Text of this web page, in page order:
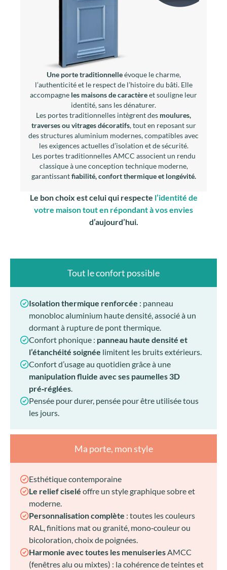
Une porte traditionnelleévoque le charme,
l’authenticité et le respect de l’histoire du bâti. Elle
accompagne les maisons de caractèreet souligne leur
identité, sans les dénaturer.
Les portes traditionnelles intègrent des moulures,
traverses ou vitrages décoratifs, tout en reposant sur
des structures aluminium modernes, compatibles avec
les exigences actuelles d’isolation et de sécurité.
Les portes traditionnelles AMCC associent un rendu
classique à une conception technique moderne,
garantissantfiabilité, confort thermique et longévité.
Le bon choix est celui qui respecte l’identité de
votre maison tout en répondant à vos envies
d’aujourd’hui.
Tout le confort possible
Isolation thermique renforcée : panneau
monobloc aluminium haute densité, associé à un
dormant à rupture de pont thermique.
Confort phonique : panneau haute densité et
l’étanchéité soignée limitent les bruits extérieurs.
Confort d’usage au quotidien grâce à une
manipulation fluide avec ses paumelles 3D
pré‑réglées.
Pensée pour durer, pensée pour être utilisée tous
les jours.
Ma porte, mon style
Esthétique contemporaine
Le relief ciselé offre un style graphique sobre et
moderne.
Personnalisation complète : toutes les couleurs
RAL, finitions mat ou granité, mono‑couleur ou
bicoloration, choix de poignées.
Harmonie avec toutes les menuiseriesAMCC
(fenêtres alu ou mixtes) : la cohérence de teintes et